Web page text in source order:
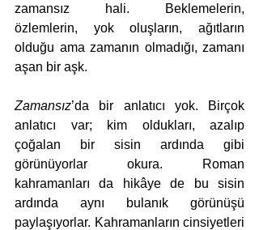
zamansız hali. Beklemelerin,
özlemlerin, yok oluşların, ağıtların
olduğu ama zamanın olmadığı, zamanı
aşan bir aşk.
Zamansız’da bir anlatıcı yok. Birçok
anlatıcı var; kim oldukları, azalıp
çoğalan bir sisin ardında gibi
görünüyorlar okura. Roman
kahramanları da hikâye de bu sisin
ardında aynı bulanık görünüşü
paylaşıyorlar. Kahramanların cinsiyetleri